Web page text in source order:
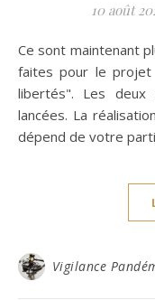
10 août
Ce sont maintenant plus de 6 000 contributions qui ont été
faites pour le projet
libertés". Les deux
lancées. La
dépend de votre
Vigilance